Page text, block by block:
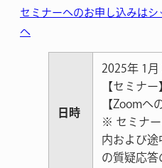
セミナーへのお申し込みは
へ
日時
2025年 1月
【セミナ
【Zoomへ
※ セミナ
内および途
の質疑応答